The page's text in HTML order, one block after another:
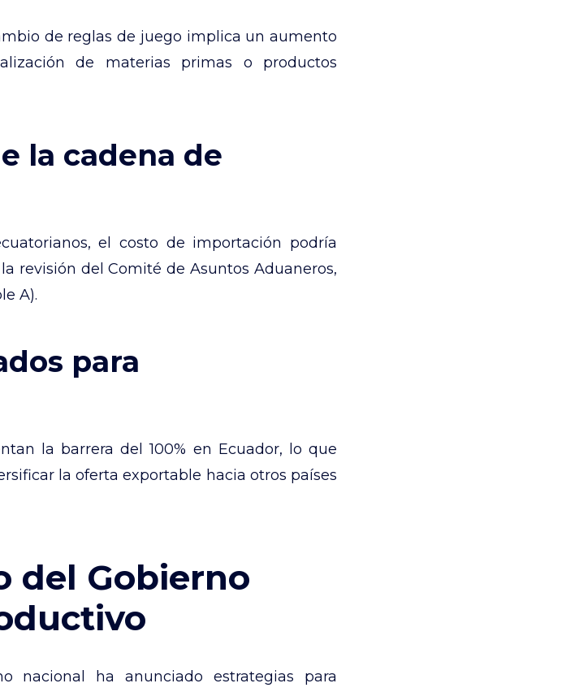
de reglas de juego implica un aumento
de materias primas o productos
la cadena de
el costo de importación podría
revisión del Comité de Asuntos Aduaneros,
A).
para
la barrera del 100% en Ecuador, lo que
la oferta exportable hacia otros países
del Gobierno
nacional ha anunciado estrategias para